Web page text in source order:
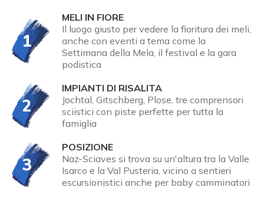
1
MELI IN FIORE
Il luogo giusto per vedere la fioritura dei meli,
anche con eventi a tema come la
Settimana della Mela, il festival e la gara
podistica
2
IMPIANTI DI RISALITA
Jochtal, Gitschberg, Plose, tre comprensori
sciistici con piste perfette per tutta la
famiglia
3
POSIZIONE
Naz-Sciaves si trova su un'altura tra la Valle
Isarco e la Val Pusteria, vicino a sentieri
escursionistici anche per baby camminatori